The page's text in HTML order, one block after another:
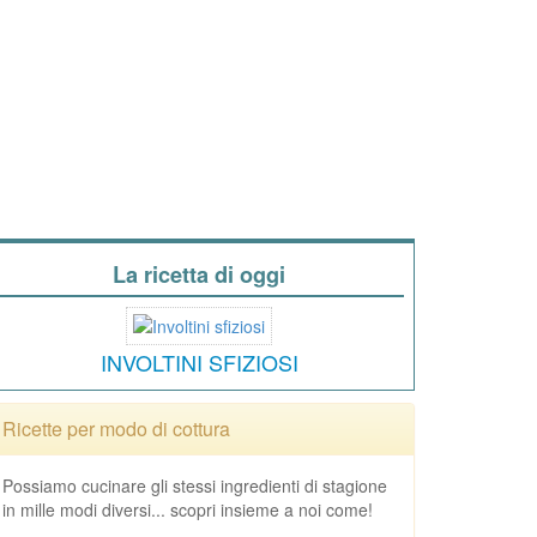
La ricetta di oggi
INVOLTINI SFIZIOSI
Ricette per modo di cottura
Possiamo cucinare gli stessi ingredienti di stagione
in mille modi diversi... scopri insieme a noi come!